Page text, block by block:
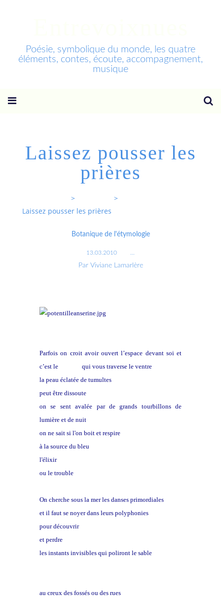
Poésie, symbolique du monde, les quatre
éléments, contes, écoute, accompagnement,
musique
Laissez pousser les
prières
>
>
Laissez pousser les prières
Botanique de l'étymologie
13.03.2010
Par Viviane Lamarlère
Parfois on croit avoir ouvert l’espace devant soi et
c’est le
qui vous traverse le ventre
la peau éclatée de tumultes
peut être dissoute
on se sent avalée par de grands tourbillons de
lumière et de nuit
on ne sait si l'on boit et respire
à la source du bleu
l'élixir
ou le trouble
On cherche sous la mer les danses primordiales
et il faut se noyer dans leurs polyphonies
pour découvrir
et perdre
les instants invisibles qui poliront le sable
au creux des fossés ou des rues